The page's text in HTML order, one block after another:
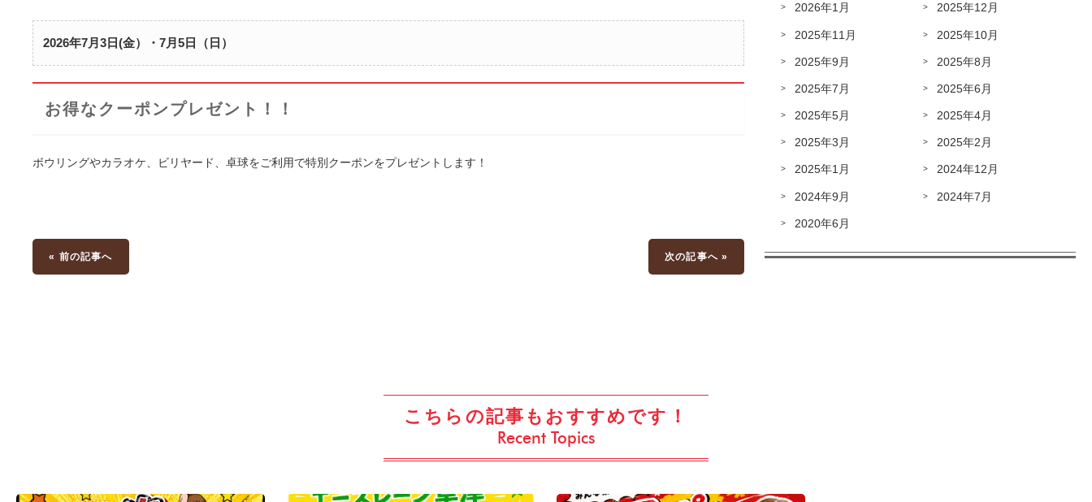
2026年7月3日(金）・7月5日（日）
お得なクーポンプレゼント！！
ボウリングやカラオケ、ビリヤード、卓球をご利用で特別クーポンをプレゼントします！
« 前の記事へ 次の記事へ »
2026年1月 2025年12月
2025年11月 2025年10月
2025年9月 2025年8月
2025年7月 2025年6月
2025年5月 2025年4月
2025年3月 2025年2月
2025年1月 2024年12月
2024年9月 2024年7月
2020年6月
こちらの記事もおすすめです！
Recent Topics